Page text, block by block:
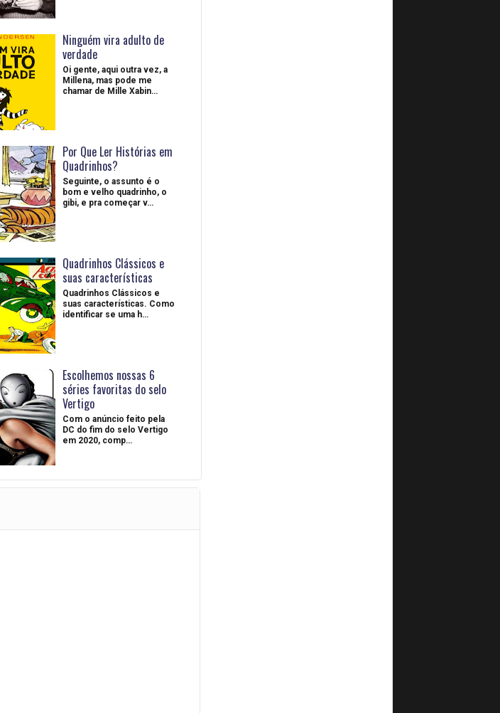
Ninguém vira adulto de
verdade
Oi gente, aqui outra vez, a
Millena, mas pode me
chamar de Mille Xabin…
Por Que Ler Histórias em
Quadrinhos?
Seguinte, o assunto é o
bom e velho quadrinho, o
gibi, e pra começar v…
Quadrinhos Clássicos e
suas características
Quadrinhos Clássicos e
suas características. Como
identificar se uma h…
Escolhemos nossas 6
séries favoritas do selo
Vertigo
Com o anúncio feito pela
DC do fim do selo Vertigo
em 2020, comp…